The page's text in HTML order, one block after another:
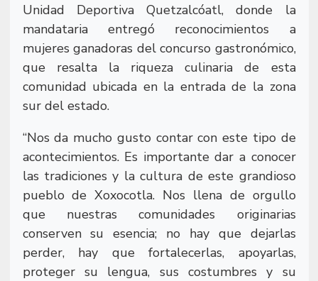
Unidad Deportiva Quetzalcóatl, donde la
mandataria entregó reconocimientos a
mujeres ganadoras del concurso gastronómico,
que resalta la riqueza culinaria de esta
comunidad ubicada en la entrada de la zona
sur del estado.
“Nos da mucho gusto contar con este tipo de
acontecimientos. Es importante dar a conocer
las tradiciones y la cultura de este grandioso
pueblo de Xoxocotla. Nos llena de orgullo
que nuestras comunidades originarias
conserven su esencia; no hay que dejarlas
perder, hay que fortalecerlas, apoyarlas,
proteger su lengua, sus costumbres y su